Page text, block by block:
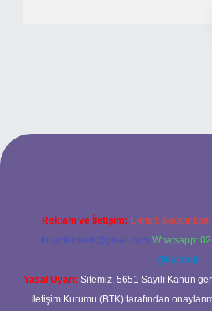
yeni giriş adresi
Reklam ve İletişim: E-mail:
forumhizmeti@gmail.com Whatsapp:
@karabul
Yasal Uyarı: Sitemiz, 5651 Sayılı Kanun
İletişim Kurumu (BTK) tarafından